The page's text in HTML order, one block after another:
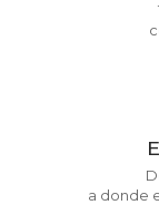
a donde